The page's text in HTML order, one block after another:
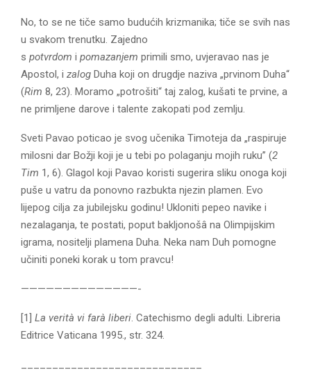
No, to se ne tiče samo budućih krizmanika; tiče se svih nas
u svakom trenutku. Zajedno
s potvrdom i pomazanjem primili smo, uvjeravao nas je
Apostol, i zalog Duha koji on drugdje naziva „prvinom Duha“
(Rim 8, 23). Moramo „potrošiti“ taj zalog, kušati te prvine, a
ne primljene darove i talente zakopati pod zemlju.
Sveti Pavao poticao je svog učenika Timoteja da „raspiruje
milosni dar Božji koji je u tebi po polaganju mojih ruku” (2
Tim 1, 6). Glagol koji Pavao koristi sugerira sliku onoga koji
puše u vatru da ponovno razbukta njezin plamen. Evo
lijepog cilja za jubilejsku godinu! Ukloniti pepeo navike i
nezalaganja, te postati, poput bakljonošâ na Olimpijskim
igrama, nositelji plamena Duha. Neka nam Duh pomogne
učiniti poneki korak u tom pravcu!
——————————————-
[1] La verità vi farà liberi . Catechismo degli adulti. Libreria
Editrice Vaticana 1995., str. 324.